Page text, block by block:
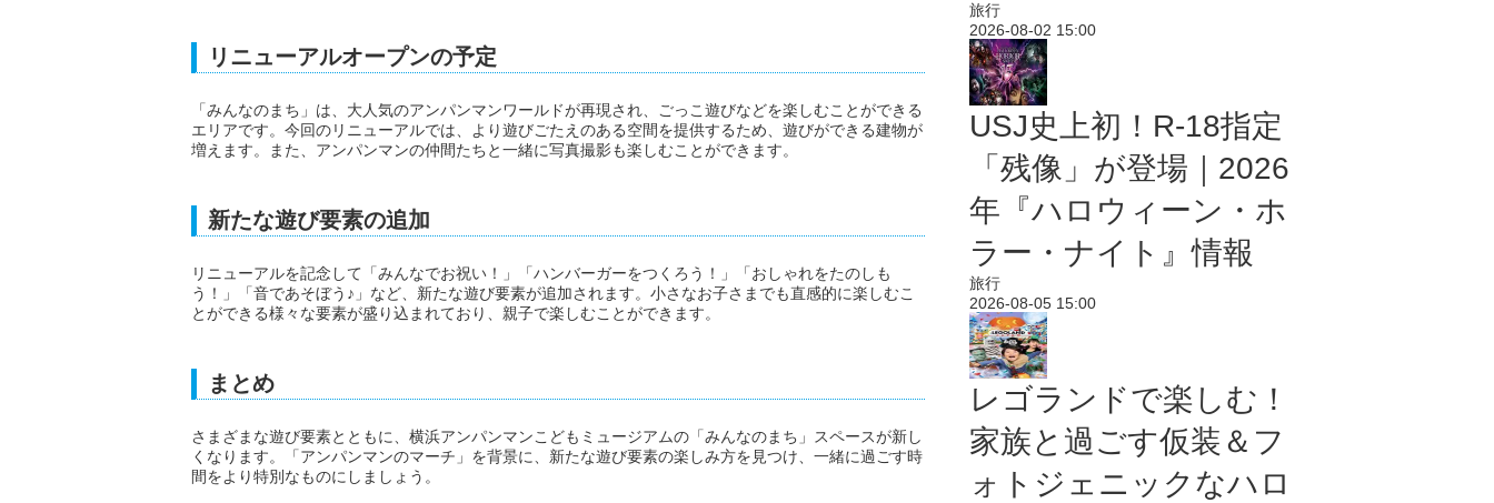
リニューアルオープンの予定
「みんなのまち」は、大人気のアンパンマンワールドが再現され、ごっこ遊びなどを楽しむことができる
エリアです。今回のリニューアルでは、より遊びごたえのある空間を提供するため、遊びができる建物が
増えます。また、アンパンマンの仲間たちと一緒に写真撮影も楽しむことができます。
新たな遊び要素の追加
リニューアルを記念して「みんなでお祝い！」「ハンバーガーをつくろう！」「おしゃれをたのしも
う！」「音であそぼう♪」など、新たな遊び要素が追加されます。小さなお子さまでも直感的に楽しむこ
とができる様々な要素が盛り込まれており、親子で楽しむことができます。
まとめ
さまざまな遊び要素とともに、横浜アンパンマンこどもミュージアムの「みんなのまち」スペースが新し
くなります。「アンパンマンのマーチ」を背景に、新たな遊び要素の楽しみ方を見つけ、一緒に過ごす時
間をより特別なものにしましょう。
旅行
2026-08-02 15:00
USJ史上初！R-18指定
「残像」が登場｜2026
年『ハロウィーン・ホ
ラー・ナイト』情報
旅行
2026-08-05 15:00
レゴランドで楽しむ！
家族と過ごす仮装＆フ
ォトジェニックなハロ